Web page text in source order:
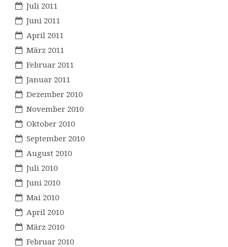
Juli 2011
Juni 2011
April 2011
März 2011
Februar 2011
Januar 2011
Dezember 2010
November 2010
Oktober 2010
September 2010
August 2010
Juli 2010
Juni 2010
Mai 2010
April 2010
März 2010
Februar 2010